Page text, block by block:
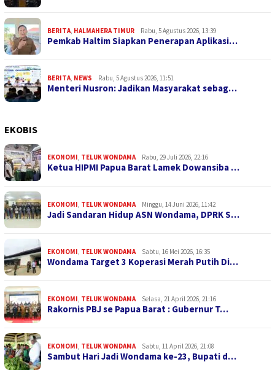
BERITA, HALMAHERA TIMUR Rabu, 5 Agustus 2026, 13:39
Pemkab Haltim Siapkan Penerapan Aplikasi…
BERITA, NEWS Rabu, 5 Agustus 2026, 11:51
Menteri Nusron: Jadikan Masyarakat sebag…
EKOBIS
EKONOMI, TELUK WONDAMA Rabu, 29 Juli 2026, 22:16
Ketua HIPMI Papua Barat Lamek Dowansiba …
EKONOMI, TELUK WONDAMA Minggu, 14 Juni 2026, 11:42
Jadi Sandaran Hidup ASN Wondama, DPRK S…
EKONOMI, TELUK WONDAMA Sabtu, 16 Mei 2026, 16:35
Wondama Target 3 Koperasi Merah Putih Di…
EKONOMI, TELUK WONDAMA Selasa, 21 April 2026, 21:16
Rakornis PBJ se Papua Barat : Gubernur T…
EKONOMI, TELUK WONDAMA Sabtu, 11 April 2026, 21:08
Sambut Hari Jadi Wondama ke-23, Bupati d…